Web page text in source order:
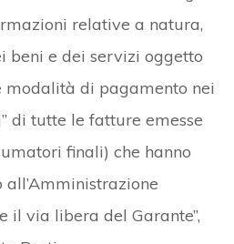
relative a natura,
beni e dei servizi oggetto
modalità di pagamento nei
di tutte le fatture emesse
finali) che hanno
il via libera del Garante”,